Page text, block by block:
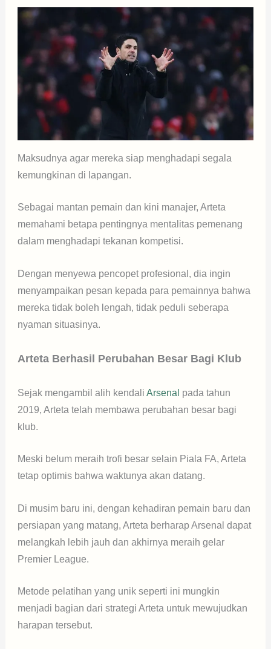
Maksudnya agar mereka siap menghadapi segala
kemungkinan di lapangan.
Sebagai mantan pemain dan kini manajer, Arteta
memahami betapa pentingnya mentalitas pemenang
dalam menghadapi tekanan kompetisi.
Dengan menyewa pencopet profesional, dia ingin
menyampaikan pesan kepada para pemainnya bahwa
mereka tidak boleh lengah, tidak peduli seberapa
nyaman situasinya.
Arteta Berhasil Perubahan Besar Bagi Klub
Sejak mengambil alih kendali Arsenal pada tahun
2019, Arteta telah membawa perubahan besar bagi
klub.
Meski belum meraih trofi besar selain Piala FA, Arteta
tetap optimis bahwa waktunya akan datang.
Di musim baru ini, dengan kehadiran pemain baru dan
persiapan yang matang, Arteta berharap Arsenal dapat
melangkah lebih jauh dan akhirnya meraih gelar
Premier League.
Metode pelatihan yang unik seperti ini mungkin
menjadi bagian dari strategi Arteta untuk mewujudkan
harapan tersebut.